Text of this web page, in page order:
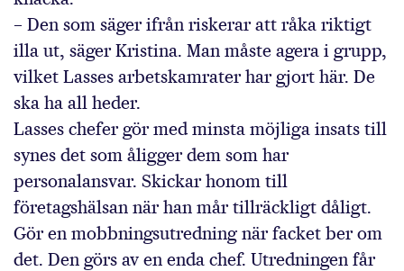
– Den som säger ifrån riskerar att råka riktigt
illa ut, säger Kristina. Man måste agera i grupp,
vilket Lasses arbetskamrater har gjort här. De
ska ha all heder.
Lasses chefer gör med minsta möjliga insats till
synes det som åligger dem som har
personalansvar. Skickar honom till
företagshälsan när han mår tillräckligt dåligt.
Gör en mobbningsutredning när facket ber om
det. Den görs av en enda chef. Utredningen får